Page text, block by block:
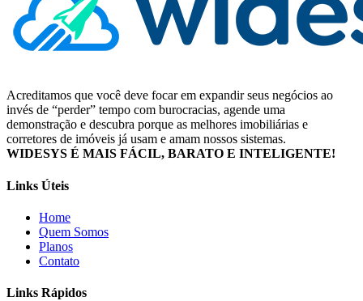
Acreditamos que você deve focar em expandir seus negócios ao
invés de “perder” tempo com burocracias, agende uma
demonstração e descubra porque as melhores imobiliárias e
corretores de imóveis já usam e amam nossos sistemas.
WIDESYS É MAIS FÁCIL, BARATO E INTELIGENTE!
Links Úteis
Home
Quem Somos
Planos
Contato
Links Rápidos